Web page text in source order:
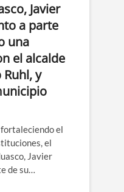
Javier
a parte
una
el alcalde
y
el
el
Javier
de su…